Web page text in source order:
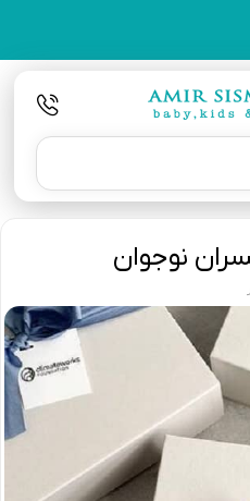
نوجوان